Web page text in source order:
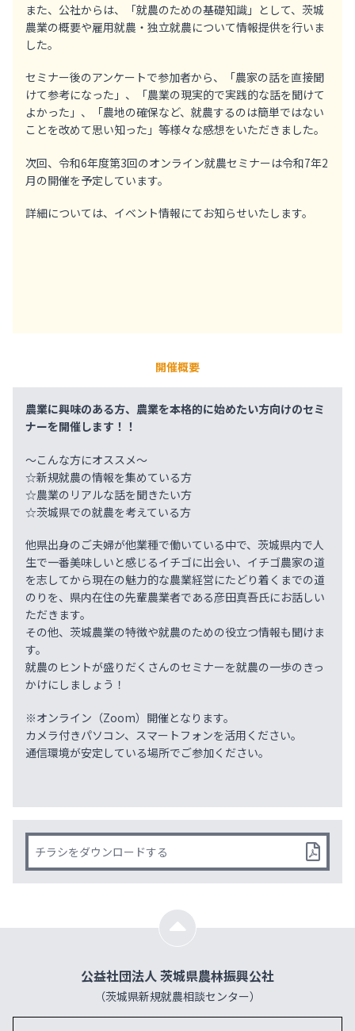
また、公社からは、「就農のための基礎知識」として、茨城
農業の概要や雇用就農・独立就農について情報提供を行いま
した。
セミナー後のアンケートで参加者から、「農家の話を直接聞
けて参考になった」、「農業の現実的で実践的な話を聞けて
よかった」、「農地の確保など、就農するのは簡単ではない
ことを改めて思い知った」等様々な感想をいただきました。
次回、令和6年度第3回のオンライン就農セミナーは令和7年2
月の開催を予定しています。
詳細については、イベント情報にてお知らせいたします。
開催概要
農業に興味のある方、農業を本格的に始めたい方向けのセミ
ナーを開催します！！
～こんな方にオススメ～
☆新規就農の情報を集めている方
☆農業のリアルな話を聞きたい方
☆茨城県での就農を考えている方
他県出身のご夫婦が他業種で働いている中で、茨城県内で人
生で一番美味しいと感じるイチゴに出会い、イチゴ農家の道
を志してから現在の魅力的な農業経営にたどり着くまでの道
のりを、県内在住の先輩農業者である彦田真吾氏にお話しい
ただきます。
その他、茨城農業の特徴や就農のための役立つ情報も聞けま
す。
就農のヒントが盛りだくさんのセミナーを就農の一歩のきっ
かけにしましょう！
※オンライン（Zoom）開催となります。
カメラ付きパソコン、スマートフォンを活用ください。
通信環境が安定している場所でご参加ください。
チラシをダウンロードする
公益社団法人 茨城県農林振興公社
（茨城県新規就農相談センター）